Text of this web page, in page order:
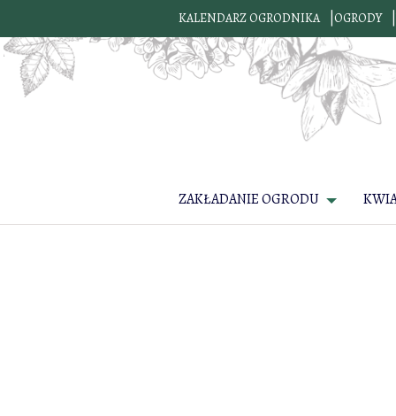
KALENDARZ OGRODNIKA OGRODY
ZAKŁADANIE OGRODU